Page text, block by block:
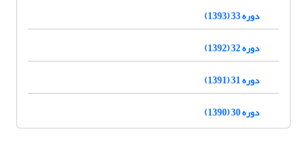
دوره 33 (1393)
دوره 32 (1392)
دوره 31 (1391)
دوره 30 (1390)